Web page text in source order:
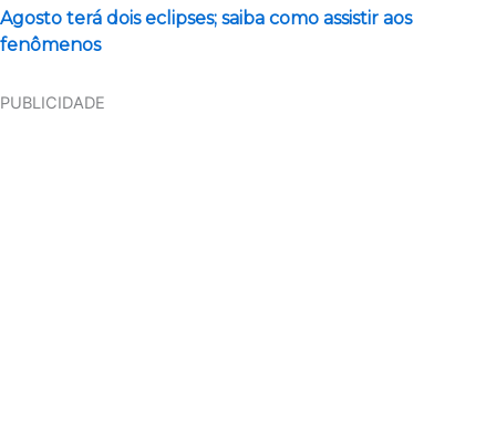
Agosto terá dois eclipses; saiba como assistir aos
fenômenos
PUBLICIDADE